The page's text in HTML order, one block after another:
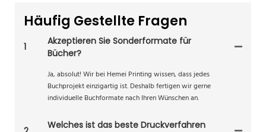
Häufig Gestellte Fragen
1
Akzeptieren Sie Sonderformate für
Bücher?
Ja, absolut! Wir bei Hemei Printing wissen, dass jedes
Buchprojekt einzigartig ist. Deshalb fertigen wir gerne
individuelle Buchformate nach Ihren Wünschen an.
Welches ist das beste Druckverfahren